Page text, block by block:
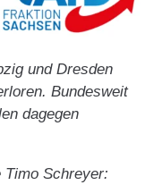
und Dresden
Bundesweit
dagegen
Timo Schreyer: